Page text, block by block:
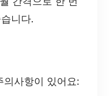
니다.
사항이 있어요: